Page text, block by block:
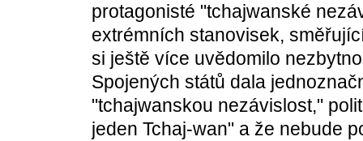
protagonisté "tchajwanské
extrémních stanovisek,
si ještě více uvědomilo
Spojených států dala
"tchajwanskou nezávislost,"
jeden Tchaj-wan" a že nebude